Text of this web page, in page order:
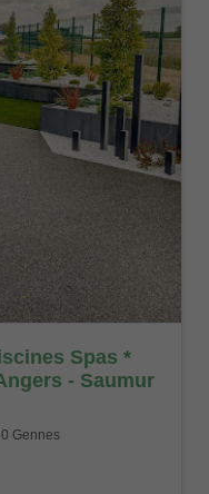
Spas *
- Saumur
Gennes